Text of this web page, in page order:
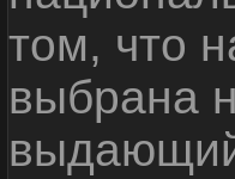
том, что
выбрана